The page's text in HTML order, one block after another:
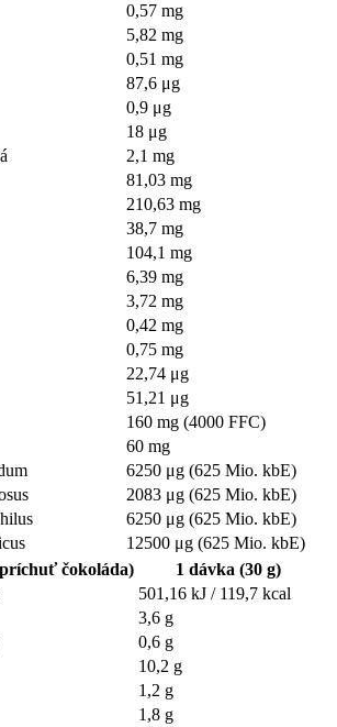
0,57 mg
5,82 mg
0,51 mg
87,6 μg
0,9 μg
18 μg
2,1 mg
81,03 mg
210,63 mg
38,7 mg
104,1 mg
6,39 mg
3,72 mg
0,42 mg
0,75 mg
22,74 μg
51,21 μg
160 mg (4000 FFC)
60 mg
6250 μg (625 Mio. kbE)
2083 μg (625 Mio. kbE)
6250 μg (625 Mio. kbE)
12500 μg (625 Mio. kbE)
čokoláda)
1 dávka (30 g)
501,16 kJ / 119,7 kcal
3,6 g
0,6 g
10,2 g
1,2 g
1,8 g